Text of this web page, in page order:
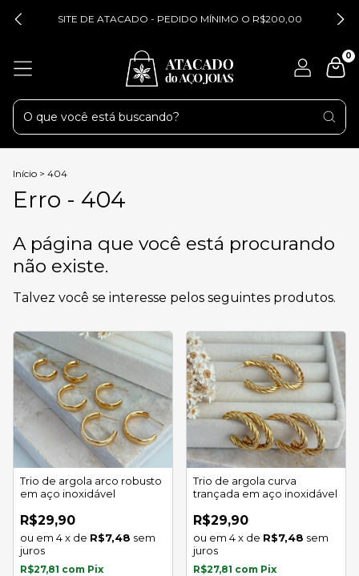
SITE DE ATACADO - PEDIDO MÍNIMO O R$200,00
0
Início > 404
Erro - 404
A página que você está procurando
não existe.
Talvez você se interesse pelos seguintes produtos.
Trio de argola arco robusto
em aço inoxidável
R$29,90
4x de R$7,48 sem
juros
R$27,81 com Pix
Trio de argola curva
trançada em aço inoxidável
R$29,90
4x de R$7,48 sem
juros
R$27,81 com Pix